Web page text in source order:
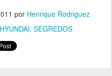
por Henrique Rodriguez
HYUNDAI SEGREDOS